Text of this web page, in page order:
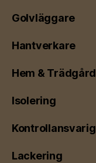
Golvläggare
Hantverkare
Hem & Trädgård
Isolering
Kontrollansvarig
Lackering